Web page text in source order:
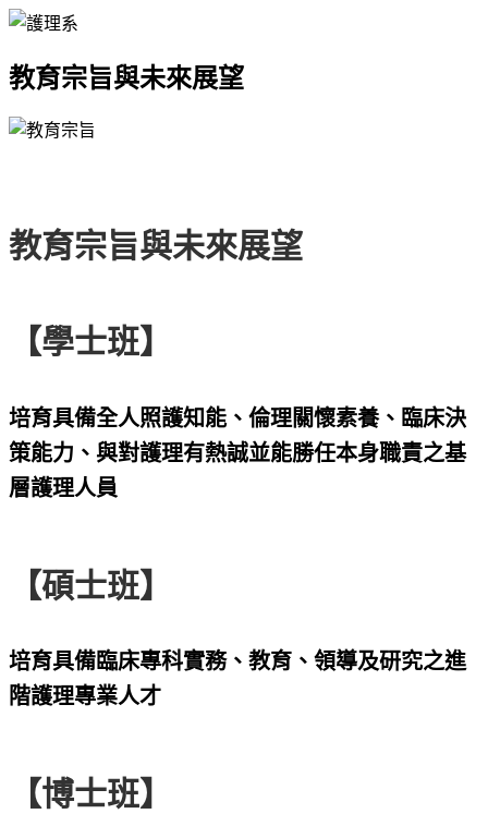
教育宗旨與未來展望
教育宗旨與未來展望
【學士班】
培育具備全人照護知能、倫理關懷素養、臨床決
策能力、與對護理有熱誠並能勝任本身職責之基
層護理人員
【碩士班】
培育具備臨床專科實務、教育、領導及研究之進
階護理專業人才
【博士班】